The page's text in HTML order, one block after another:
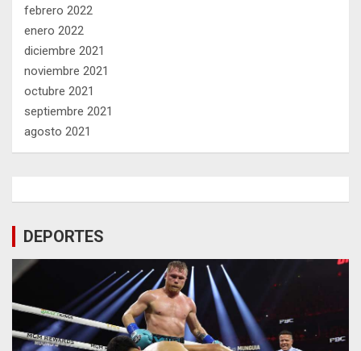
febrero 2022
enero 2022
diciembre 2021
noviembre 2021
octubre 2021
septiembre 2021
agosto 2021
DEPORTES